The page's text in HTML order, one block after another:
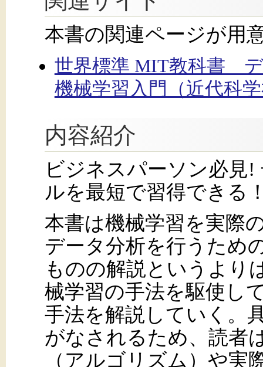
本書の関連ページが用
世界標準 MIT教科書
機械学習入門（近代科
内容紹介
ビジネスパーソン必見
ルを最短で習得できる
本書は機械学習を実際
データ分析を行うため
ものの解説というより
械学習の手法を駆使し
手法を解説していく。
がなされるため、読者
（アルゴリズム）や実